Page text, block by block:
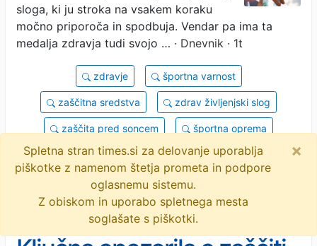
sloga, ki ju stroka na vsakem koraku
močno priporoča in spodbuja. Vendar pa ima ta
medalja zdravja tudi svojo … · Dnevnik · 1t
zdravje športna varnost
zaščitna sredstva zdrav življenjski slog
zaščita pred soncem športna oprema
vročinski udar ultravijolično sevanje
uv-sevanje
Spletna stran times.si za delovanje uporablja
piškotke z namenom štetja prometa in podpore
oglasnemu sistemu.
Z obiskom in uporabo spletnega mesta
soglašate s piškotki.
×